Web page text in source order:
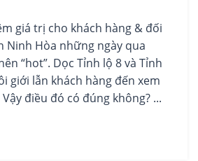
giá trị cho khách hàng & đối
Ninh Hòa những ngày qua
“hot”. Dọc Tỉnh lộ 8 và Tỉnh
giới lẫn khách hàng đến xem
điều đó có đúng không? ...